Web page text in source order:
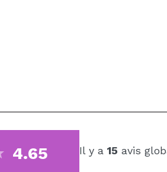
4.65 Il y a 15 avis